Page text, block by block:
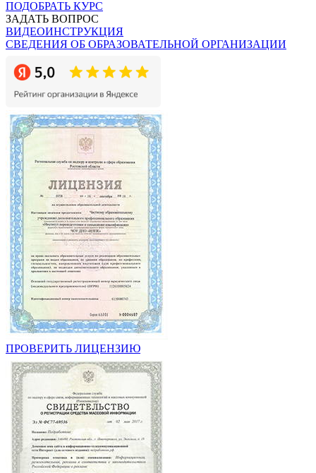
ПОДОБРАТЬ КУРС
ЗАДАТЬ ВОПРОС
ВИДЕОИНСТРУКЦИЯ
СВЕДЕНИЯ ОБ ОБРАЗОВАТЕЛЬНОЙ ОРГАНИЗАЦИИ
ПРОВЕРИТЬ ЛИЦЕНЗИЮ